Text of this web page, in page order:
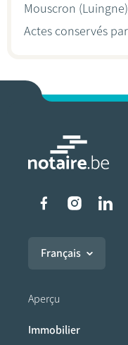
Mouscron
Actes conservés par
Liens
Français
Aperçu
Immobilier